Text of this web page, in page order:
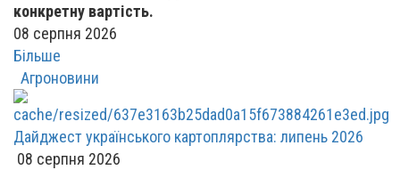
конкретну вартість.
08 серпня 2026
Більше
Агроновини
Дайджест українського картоплярства: липень 2026
08 серпня 2026